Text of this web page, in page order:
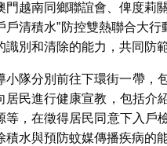
門越南同鄉聯誼會、俾度莉
戶清積水”防控雙熱聯合大
識別和清除的能力，共同防
小隊分別前往下環街一帶，
居民進行健康宣教，包括介
等，在徵得居民同意下入戶
積水與預防蚊媒傳播疾病的能